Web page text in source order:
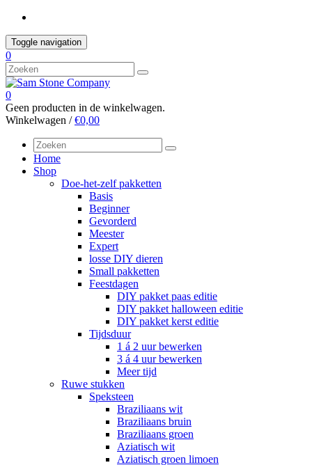
Skip
content
Toggle navigation
0
0
Geen producten in de winkelwagen.
Winkelwagen /€0,00
Home
Shop
Doe-het-zelf pakketten
Basis
Beginner
Gevorderd
Meester
Expert
losse DIY dieren
Small pakketten
Feestdagen
DIY pakket paas editie
DIY pakket halloween editie
DIY pakket kerst editie
Tijdsduur
1 á 2 uur bewerken
3 á 4 uur bewerken
Meer tijd
Ruwe stukken
Speksteen
Braziliaans wit
Braziliaans bruin
Braziliaans groen
Aziatisch wit
Aziatisch groen limoen